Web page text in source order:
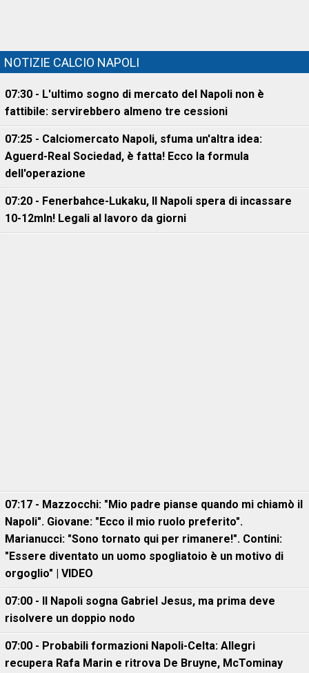
NOTIZIE CALCIO NAPOLI
07:30 - L'ultimo sogno di mercato del Napoli non è
fattibile: servirebbero almeno tre cessioni
07:25 - Calciomercato Napoli, sfuma un'altra idea:
Aguerd-Real Sociedad, è fatta! Ecco la formula
dell'operazione
07:20 - Fenerbahce-Lukaku, ll Napoli spera di incassare
10-12mln! Legali al lavoro da giorni
07:17 - Mazzocchi: "Mio padre pianse quando mi chiamò il
Napoli". Giovane: "Ecco il mio ruolo preferito".
Marianucci: "Sono tornato qui per rimanere!". Contini:
"Essere diventato un uomo spogliatoio è un motivo di
orgoglio" | VIDEO
07:00 - Il Napoli sogna Gabriel Jesus, ma prima deve
risolvere un doppio nodo
07:00 - Probabili formazioni Napoli-Celta: Allegri
recupera Rafa Marin e ritrova De Bruyne, McTominay